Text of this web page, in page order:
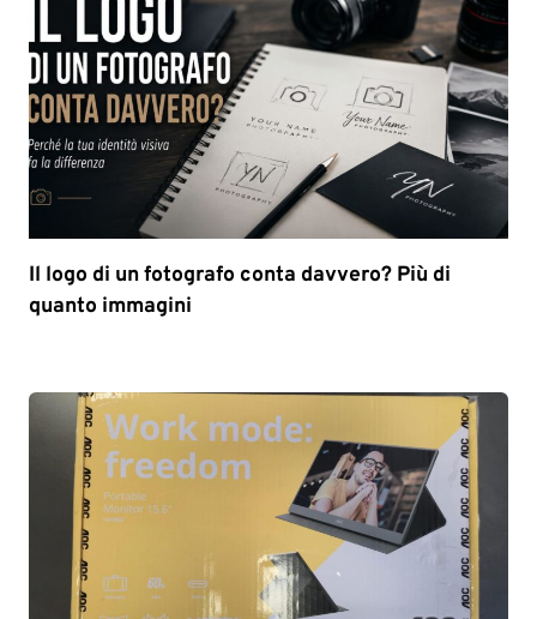
Il logo di un fotografo conta davvero? Più di
quanto immagini